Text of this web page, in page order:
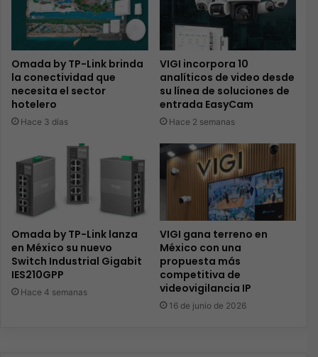
Omada by TP-Link brinda
la conectividad que
necesita el sector
hotelero
Hace 3 días
VIGI incorpora 10
analíticos de video desde
su línea de soluciones de
entrada EasyCam
Hace 2 semanas
Omada by TP-Link lanza
en México su nuevo
Switch Industrial Gigabit
IES210GPP
Hace 4 semanas
VIGI gana terreno en
México con una
propuesta más
competitiva de
videovigilancia IP
16 de junio de 2026